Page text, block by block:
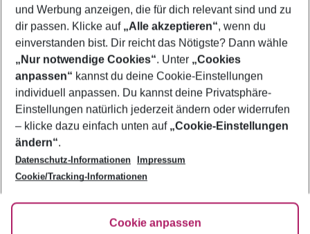
Footer
Footer navigation
Über uns
AGB
Bestpreisgarantie
Cookie-Einstellungen ändern
Cookie-Richtlinie
Agenturbetreuung
Barrierefreies Reisen
FAQ
HanseMerkur Reiseversicherung
Folge uns
und Werbung anzeigen, die für dich relevant sind und zu
dir passen. Klicke auf „Alle akzeptieren“, wenn du
einverstanden bist. Dir reicht das Nötigste? Dann wähle
„Nur notwendige Cookies“. Unter „Cookies
anpassen“ kannst du deine Cookie-Einstellungen
individuell anpassen. Du kannst deine Privatsphäre-
Einstellungen natürlich jederzeit ändern oder widerrufen
– klicke dazu einfach unten auf „Cookie-Einstellungen
ändern“.
Datenschutz-Informationen
Impressum
Cookie/Tracking-Informationen
Cookie anpassen